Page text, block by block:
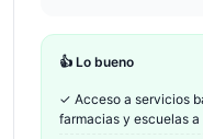
👍 Lo bueno
✓ Acceso a servicios
farmacias y escuelas